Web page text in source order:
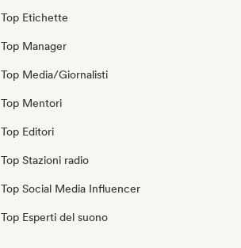
Top Etichette
Top Manager
Top Media/Giornalisti
Top Mentori
Top Editori
Top Stazioni radio
Top Social Media Influencer
Top Esperti del suono